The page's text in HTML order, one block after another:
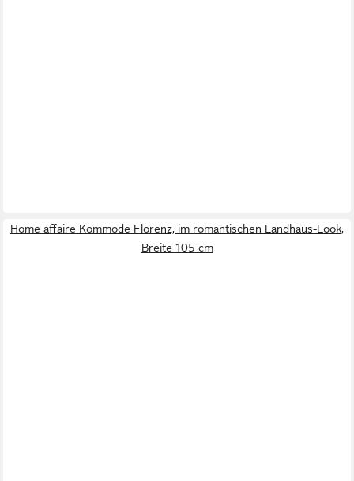
Home affaire Kommode Florenz, im romantischen Landhaus-Look,
Breite 105 cm